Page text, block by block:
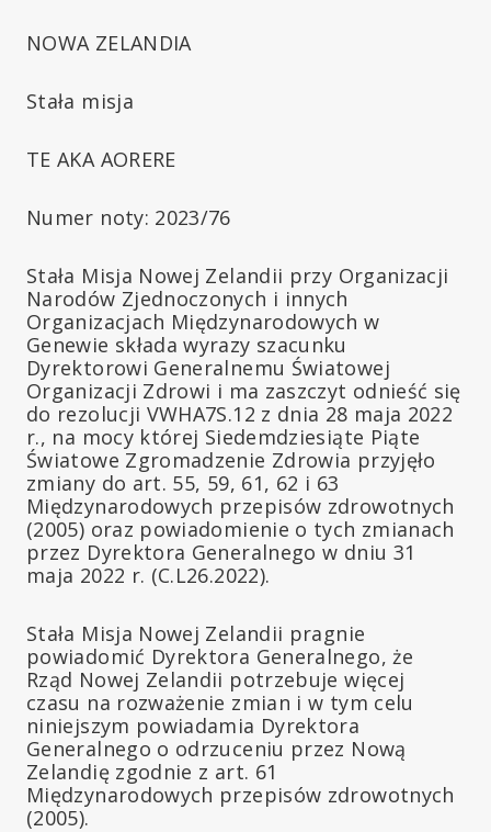
NOWA ZELANDIA
Stała misja
TE AKA AORERE
Numer noty: 2023/76
Stała Misja Nowej Zelandii przy Organizacji
Narodów Zjednoczonych i innych
Organizacjach Międzynarodowych w
Genewie składa wyrazy szacunku
Dyrektorowi Generalnemu Światowej
Organizacji Zdrowi i ma zaszczyt odnieść się
do rezolucji VWHA7S.12 z dnia 28 maja 2022
r., na mocy której Siedemdziesiąte Piąte
Światowe Zgromadzenie Zdrowia przyjęło
zmiany do art. 55, 59, 61, 62 i 63
Międzynarodowych przepisów zdrowotnych
(2005) oraz powiadomienie o tych zmianach
przez Dyrektora Generalnego w dniu 31
maja 2022 r. (C.L26.2022).
Stała Misja Nowej Zelandii pragnie
powiadomić Dyrektora Generalnego, że
Rząd Nowej Zelandii potrzebuje więcej
czasu na rozważenie zmian i w tym celu
niniejszym powiadamia Dyrektora
Generalnego o odrzuceniu przez Nową
Zelandię zgodnie z art. 61
Międzynarodowych przepisów zdrowotnych
(2005).